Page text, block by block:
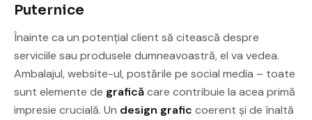
Puternice
Înainte ca un potențial client să citească despre
serviciile sau produsele dumneavoastră, el va vedea.
Ambalajul, website-ul, postările pe social media – toate
sunt elemente de graficăcare contribuie la acea primă
impresie crucială. Un design grafic coerent și de înaltă